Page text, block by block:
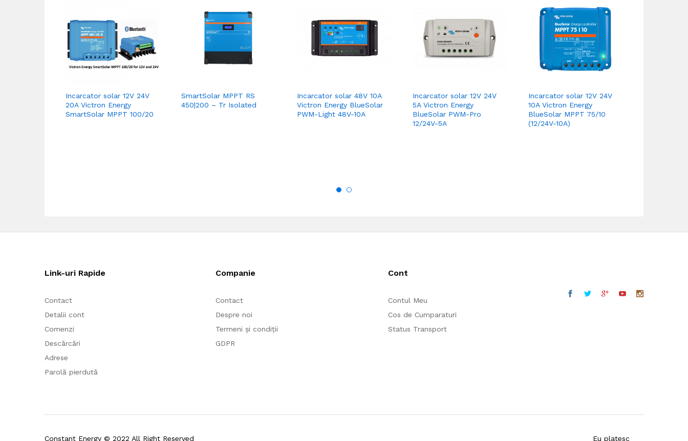
Incarcator solar 12V 24V
20A Victron Energy
SmartSolar MPPT 100/20
SmartSolar MPPT RS
450|200 – Tr Isolated
Incarcator solar 48V 10A
Victron Energy BlueSolar
PWM-Light 48V-10A
Incarcator solar 12V 24V
5A Victron Energy
BlueSolar PWM-Pro
12/24V-5A
Incarcator solar 12V 24V
10A Victron Energy
BlueSolar MPPT 75/10
(12/24V-10A)
Link-uri Rapide
Contact
Detalii cont
Comenzi
Descărcări
Adrese
Parolă pierdută
Companie
Contact
Despre noi
Termeni și condiții
GDPR
Cont
Contul Meu
Cos de Cumparaturi
Status Transport
Constant Energy © 2022 All Right Reserved Eu platesc